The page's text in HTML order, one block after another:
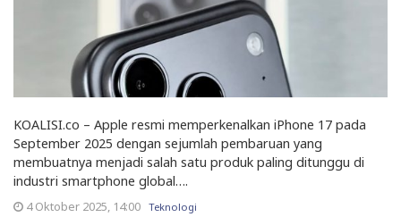
KOALISI.co – Apple resmi memperkenalkan iPhone 17 pada
September 2025 dengan sejumlah pembaruan yang
membuatnya menjadi salah satu produk paling ditunggu di
industri smartphone global….
4 Oktober 2025, 14:00 Teknologi